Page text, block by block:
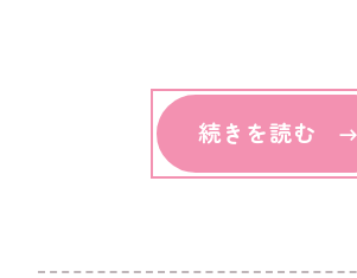
続きを読む